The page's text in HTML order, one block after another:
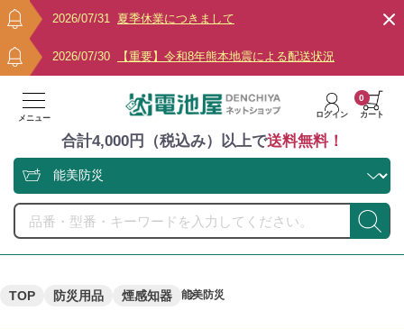
2026/07/31 夏季休業につきまして
2026/07/30 【重要】令和8年熊本地震による配送状況
メニュー ログイン カート
0
合計4,000円（税込み）以上で送料無料！
TOP 防災用品 煙感知器 能美防災